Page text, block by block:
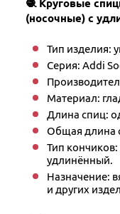
🧶 Круговые
(носочные) с
Тип изделия:
Серия: Addi
Материал:
Длина спиц:
Общая длина
Тип
удлинённый.
Назначение:
и других